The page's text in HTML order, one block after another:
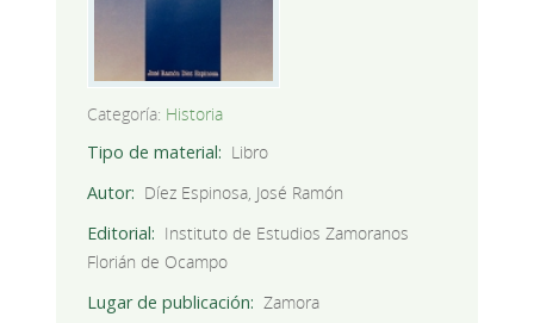
Categoría: Historia
Tipo de material
Libro
Autor
Díez Espinosa, José Ramón
Editorial
Instituto de Estudios Zamoranos
Florián de Ocampo
Lugar de publicación
Zamora